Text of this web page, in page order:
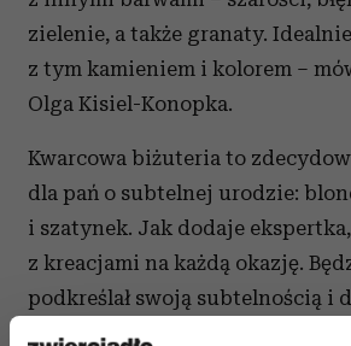
zielenie, a także granaty.
z tym kamieniem i kolorem –
Olga Kisiel-Konopka.
Kwarcowa biżuteria to
dla pań o subtelnej urodzie:
i szatynek. Jak dodaje
z kreacjami na każdą okazję.
podkreślał swoją subtelnością i
strój codzienny, jak i stylizacje,